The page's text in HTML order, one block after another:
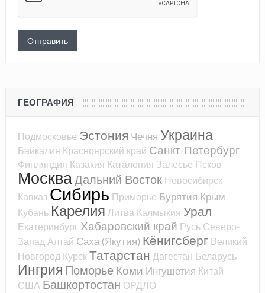
ГЕОГРАФИЯ
Подмосковье Эстония Чечня Украина
Байкалия Красноярский край Санкт-Петербург
Финляндия Казакия Каталония Залесье Псков
МоскваДальний Восток Новосибирск
Кавказ Сибирь Приморье Бурятия Крым
Кубань Карелия Литва Калмыкия Урал
Екатеринбург Хабаровский край Русь Северо-
ЗападАлтай Саха (Якутия) Кёнигсберг Великий
Новгород КурскТатарстан Дагестан Беларусь
Ингрия Поморье Коми Ингушетия Китай
США Башкортостан ОРДЛО